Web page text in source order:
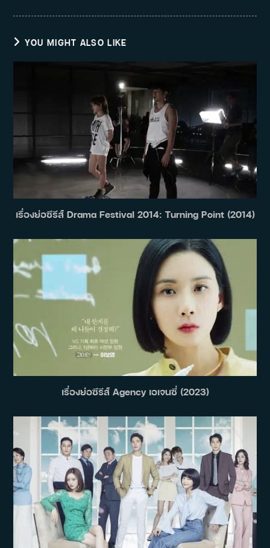
YOU MIGHT ALSO LIKE
เรื่องย่อซีรีส์ Drama Festival 2014: Turning Point (2014)
เรื่องย่อซีรีส์ Agency เอเจนซี่ (2023)